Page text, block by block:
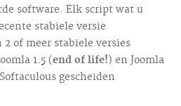
software. Elk script wat u
stabiele versie
of meer stabiele versies
1.5 (end of life!) en Joomla
gescheiden